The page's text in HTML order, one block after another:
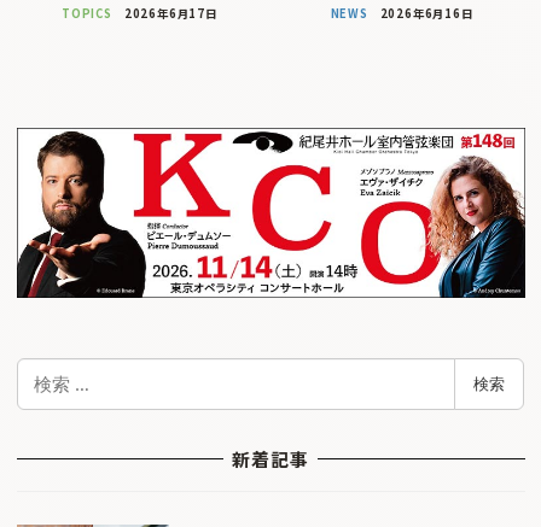
TOPICS 2026年6月17日 NEWS 2026年6月16日
検
検索
新着記事